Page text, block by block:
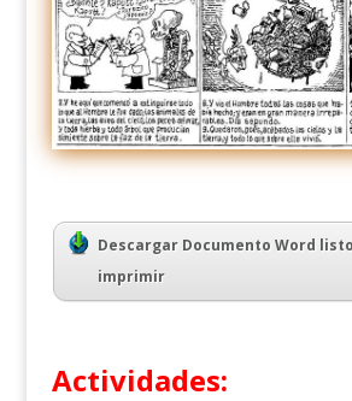
Descargar Documento Word
imprimir
Actividades: